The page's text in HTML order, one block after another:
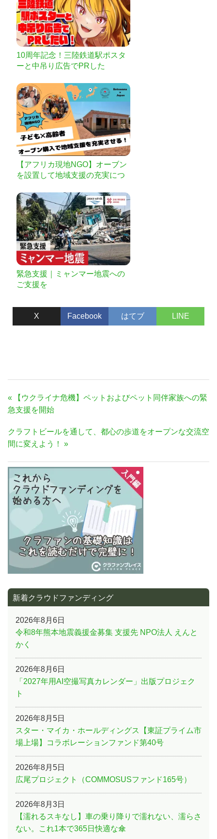
10周年記念！三陸鉄道駅ポスタ
ーと中吊り広告でPRした
【アフリカ現地NGO】オーブン
を設置して地域支援の充実につ
緊急支援｜ミャンマー地震への
ご支援を
X Facebook はてブ LINE
投
稿
ビ
ゲ
ー
シ
ョ
ン
前
の
事:
【ウクライナ危機】ペットおよびペット同伴家族への緊
急支援を開始
次
の
事:
クラフトビールを通して、都心の歩道をオープンな交流空
間に変えよう！
新着クラウドファンディング
2026年8月6日
令和8年熊本地震義援金募集 支援先 NPO法人 えんと
かく
2026年8月6日
「2027年用AI空撮写真カレンダー」出版プロジェク
ト
2026年8月5日
スター・マイカ・ホールディングス【東証プライム市
場上場】コラボレーションファンド第40号
2026年8月5日
広尾プロジェクト（COMMOSUSファンド165号）
2026年8月3日
【濡れるスキなし】車の乗り降りで濡れない、濡らさ
ない。これ1本で365日快適な傘